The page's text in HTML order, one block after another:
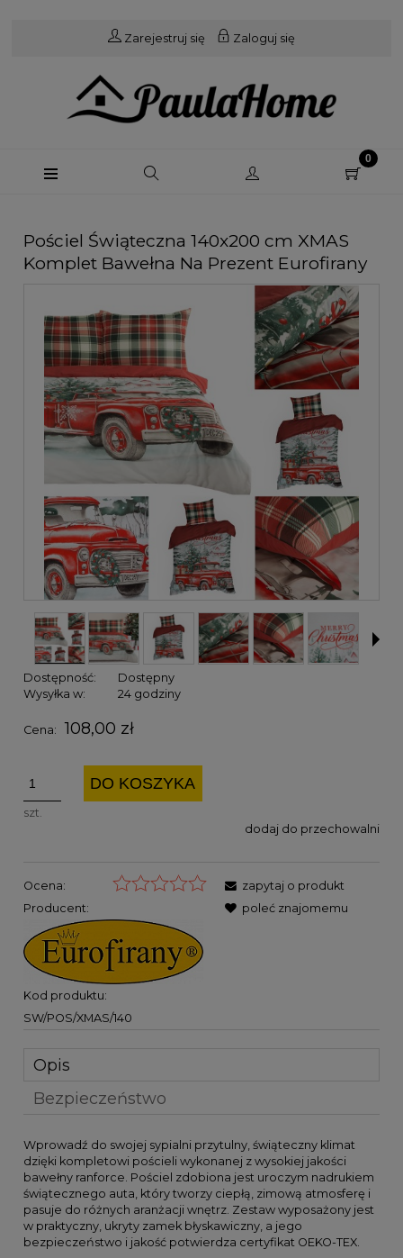
Zarejestruj się Zaloguj się
Pościel Świąteczna 140x200 cm XMAS
Komplet Bawełna Na Prezent Eurofirany
Dostępność:
Dostępny
Wysyłka w:
24 godziny
Cena: 108,00 zł
szt.
DO KOSZYKA
dodaj do przechowalni
Ocena:
Producent:
Kod produktu:
SW/POS/XMAS/140
zapytaj o produkt
poleć znajomemu
Opis
Bezpieczeństwo
Wprowadź do swojej sypialni przytulny, świąteczny klimat
dzięki kompletowi pościeli wykonanej z wysokiej jakości
bawełny ranforce. Pościel zdobiona jest uroczym nadrukiem
świątecznego auta, który tworzy ciepłą, zimową atmosferę i
pasuje do różnych aranżacji wnętrz. Zestaw wyposażony jest
w praktyczny, ukryty zamek błyskawiczny, a jego
bezpieczeństwo i jakość potwierdza certyfikat OEKO-TEX.